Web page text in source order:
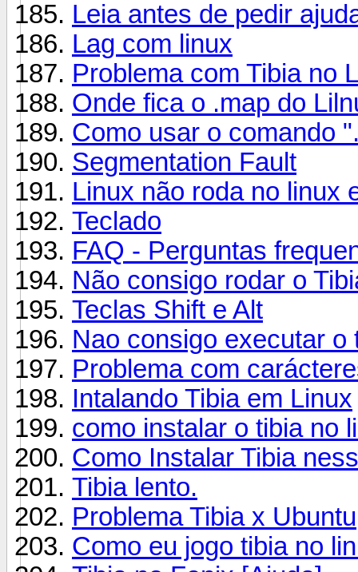
Leia antes de pedir
Lag com linux
Problema com Tibia no
Onde fica o .map do
Como usar o comando
Segmentation Fault
Linux não roda no linux
Teclado
FAQ - Perguntas
Não consigo rodar o
Teclas Shift e Alt
Nao consigo executar o
Problema com
Intalando Tibia em Linux
como instalar o tibia no
Como Instalar Tibia
Tibia lento.
Problema Tibia x Ubuntu
Como eu jogo tibia no